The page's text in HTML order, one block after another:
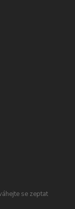
se zeptat